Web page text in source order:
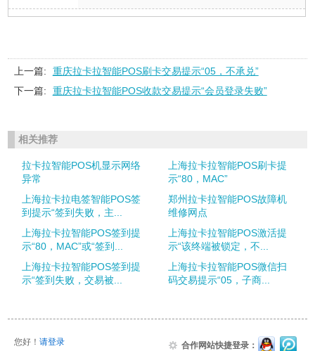
上一篇:
重庆拉卡拉智能POS刷卡交易提示“05，不承兑”
下一篇:
重庆拉卡拉智能POS收款交易提示“会员登录失败”
相关推荐
拉卡拉智能POS机显示网络
异常
上海拉卡拉智能POS刷卡提
示“80，MAC”
上海拉卡拉电签智能POS签
到提示“签到失败，主...
郑州拉卡拉智能POS故障机
维修网点
上海拉卡拉智能POS签到提
示“80，MAC”或“签到...
上海拉卡拉智能POS激活提
示“该终端被锁定，不...
上海拉卡拉智能POS签到提
示“签到失败，交易被...
上海拉卡拉智能POS微信扫
码交易提示“05，子商...
您好！ 请登录 合作网站快捷登录：